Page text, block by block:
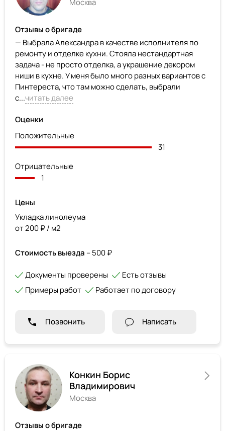
Москва
Отзывы о бригаде
— Выбрала Александра в качестве исполнителя по
ремонту и отделке кухни. Стояла нестандартная
задача - не просто отделка, а украшение декором
ниши в кухне. У меня было много разных вариантов с
Пинтереста, что там можно сделать, выбрали
с...читать далее
Оценки
Положительные
31
Отрицательные
1
Цены
Укладка линолеума
от 200 ₽ / м2
Стоимость выезда – 500 ₽
Документы проверены
Есть отзывы
Примеры работ
Работает по договору
Позвонить Написать
Конкин Борис
Владимирович
Москва
Отзывы о бригаде